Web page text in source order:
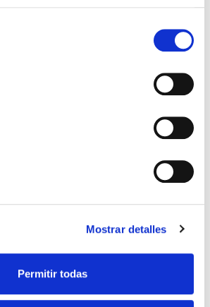
Mostrar detalles
Permitir todas
Máster en Industria 4.0 en IEBS.
de la Información y Marketing y
Negocios de la Confederación
de Albacete de Empresarios (FEDA)